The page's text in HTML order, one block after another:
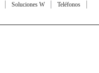
Soluciones W
Teléfonos